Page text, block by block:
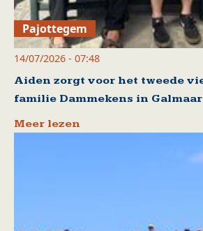
Pajottegem
14/07/2026 - 07:48
Aiden zorgt voor het tweede
familie Dammekens in
Meer lezen